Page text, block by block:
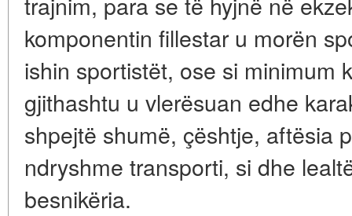
komponentin fillestar u morën
ishin sportistët, ose si minimum
gjithashtu u vlerësuan edhe
shpejtë shumë, çështje, aftësia
ndryshme transporti, si dhe
besnikëria.